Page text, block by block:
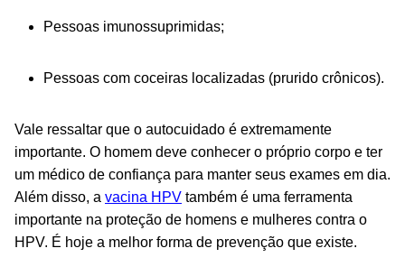
Pessoas imunossuprimidas;
Pessoas com coceiras localizadas (prurido crônicos).
Vale ressaltar que o autocuidado é extremamente
importante. O homem deve conhecer o próprio corpo e ter
um médico de confiança para manter seus exames em dia.
Além disso, a vacina HPV também é uma ferramenta
importante na proteção de homens e mulheres contra o
HPV. É hoje a melhor forma de prevenção que existe.